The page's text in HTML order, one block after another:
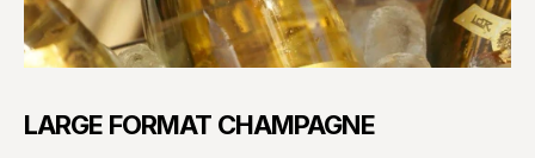
LARGE FORMAT CHAMPAGNE